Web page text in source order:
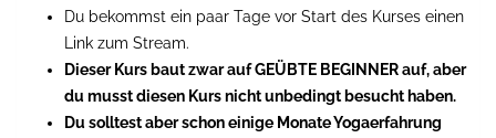
Du bekommst ein paar Tage vor Start des Kurses einen
Link zum Stream.
Dieser Kurs baut zwar auf GEÜBTE BEGINNER auf, aber
du musst diesen Kurs nicht unbedingt besucht haben.
Du solltest aber schon einige Monate Yogaerfahrung